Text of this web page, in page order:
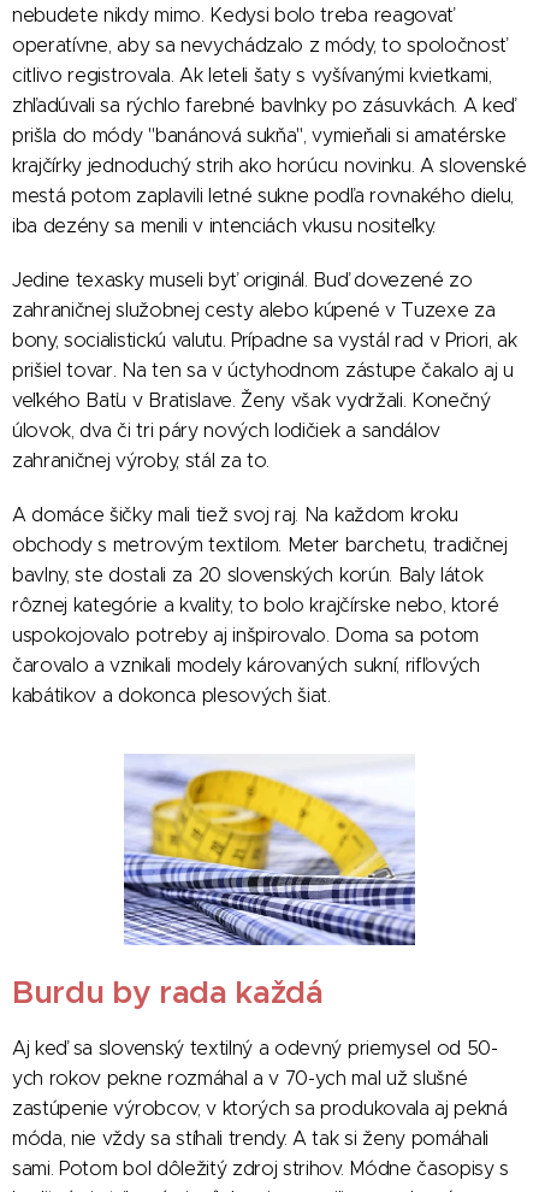
nebudete nikdy mimo. Kedysi bolo treba reagovať
operatívne, aby sa nevychádzalo z módy, to spoločnosť
citlivo registrovala. Ak leteli šaty s vyšívanými kvietkami,
zhľadúvali sa rýchlo farebné bavlnky po zásuvkách. A keď
prišla do módy "banánová sukňa", vymieňali si amatérske
krajčírky jednoduchý strih ako horúcu novinku. A slovenské
mestá potom zaplavili letné sukne podľa rovnakého dielu,
iba dezény sa menili v intenciách vkusu nositeľky.
Jedine texasky museli byť originál. Buď dovezené zo
zahraničnej služobnej cesty alebo kúpené v Tuzexe za
bony, socialistickú valutu. Prípadne sa vystál rad v Priori, ak
prišiel tovar. Na ten sa v úctyhodnom zástupe čakalo aj u
veľkého Baťu v Bratislave. Ženy však vydržali. Konečný
úlovok, dva či tri páry nových lodičiek a sandálov
zahraničnej výroby, stál za to.
A domáce šičky mali tiež svoj raj. Na každom kroku
obchody s metrovým textilom. Meter barchetu, tradičnej
bavlny, ste dostali za 20 slovenských korún. Baly látok
rôznej kategórie a kvality, to bolo krajčírske nebo, ktoré
uspokojovalo potreby aj inšpirovalo. Doma sa potom
čarovalo a vznikali modely károvaných sukní, rifľových
kabátikov a dokonca plesových šiat.
Burdu by rada každá
Aj keď sa slovenský textilný a odevný priemysel od 50-
ych rokov pekne rozmáhal a v 70-ych mal už slušné
zastúpenie výrobcov, v ktorých sa produkovala aj pekná
móda, nie vždy sa stíhali trendy. A tak si ženy pomáhali
sami. Potom bol dôležitý zdroj strihov. Módne časopisy s